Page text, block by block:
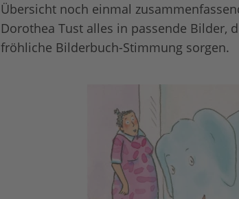
Übersicht noch einmal
Dorothea Tust alles in passende Bilder,
fröhliche Bilderbuch-Stimmung sorgen.